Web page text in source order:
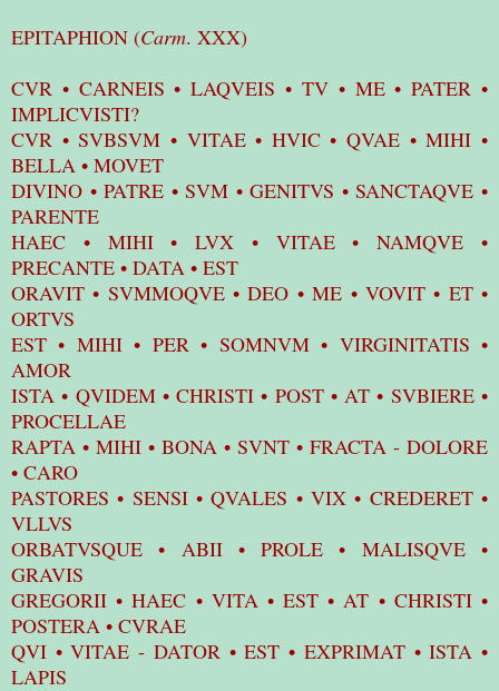
EPITAPHION (Carm. XXX)
CVR • CARNEIS • LAQVEIS • TV • ME • PATER •
IMPLICVISTI?
CVR • SVBSVM • VITAE • HVIC • QVAE • MIHI •
BELLA • MOVET
DIVINO • PATRE • SVM • GENITVS • SANCTAQVE •
PARENTE
HAEC • MIHI • LVX • VITAE • NAMQVE •
PRECANTE • DATA • EST
ORAVIT • SVMMOQVE • DEO • ME • VOVIT • ET •
ORTVS
EST • MIHI • PER • SOMNVM • VIRGINITATIS •
AMOR
ISTA • QVIDEM • CHRISTI • POST • AT • SVBIERE •
PROCELLAE
RAPTA • MIHI • BONA • SVNT • FRACTA - DOLORE
• CARO
PASTORES • SENSI • QVALES • VIX • CREDERET •
VLLVS
ORBATVSQUE • ABII • PROLE • MALISQVE •
GRAVIS
GREGORII • HAEC • VITA • EST • AT • CHRISTI •
POSTERA • CVRAE
QVI • VITAE - DATOR • EST • EXPRIMAT • ISTA •
LAPIS